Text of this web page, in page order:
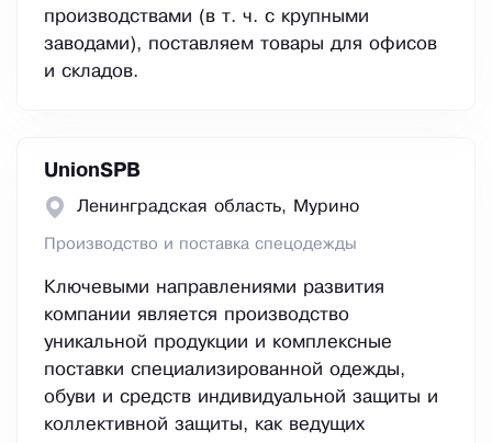
производствами (в т. ч. с крупными
заводами), поставляем товары для офисов
и складов.
UnionSPB
Ленинградская область, Мурино
Производство и поставка спецодежды
Ключевыми направлениями развития
компании является производство
уникальной продукции и комплексные
поставки специализированной одежды,
обуви и средств индивидуальной защиты и
коллективной защиты, как ведущих